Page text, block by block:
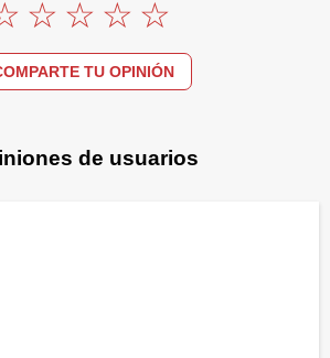
TU OPINIÓN
de usuarios